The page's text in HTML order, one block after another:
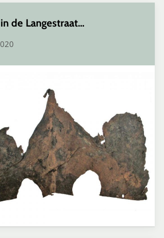
de Langestraat…